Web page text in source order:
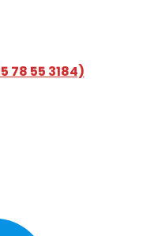
78 55 3184)